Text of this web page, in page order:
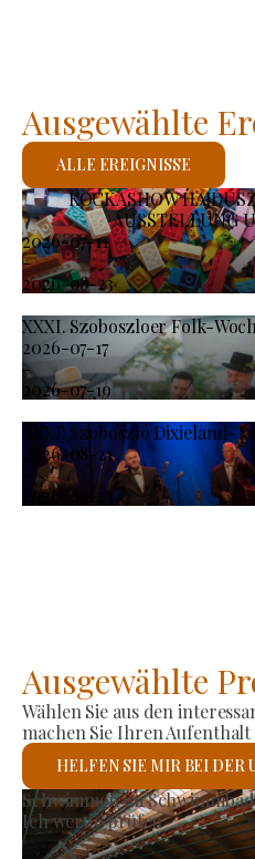
KOCKASHOW
AUSSTELLUNG
2026-07-11
-
2026-08-23
XXXI. Szoboszloer Folk-
2026-07-17
-
2026-07-19
XXXI. Szoboszló Dixieland-
2026-08-21
-
2026-08-23
Ausgewählte
ALLE EREIGNISSE
Ausgewählte
Wählen Sie aus den
machen Sie Ihren
HELFEN SIE MIR BEI DER
werde prüfen